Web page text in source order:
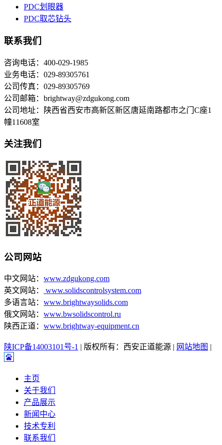
PDC划眼器
PDC取芯钻头
联系我们
咨询电话：400-029-1985
业务电话：029-89305761
公司传真：029-89305769
公司邮箱：brightway@zdgukong.com
公司地址：陕西省西安市高新区新区唐延南路都市之门C座1
幢11608室
关注我们
公司网站
中文网站： www.zdgukong.com
英文网站：
www.solidscontrolsystem.com
多语言站： www.brightwaysolids.com
俄文网站： www.bwsolidscontrol.ru
陕西正道： www.brightway-equipment.cn
陕ICP备14003101号-1 | 版权所有：西安正道能源 | 网站地图 |
主页
关于我们
产品展示
新闻中心
技术专利
联系我们